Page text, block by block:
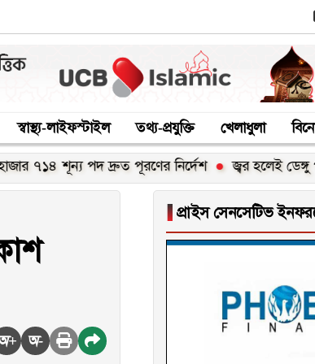
স্বাস্থ্য-লাইফস্টাইল তথ্য-প্রযুক্তি খেলাধুলা
শূন্য পদ দ্রুত পূরণের নির্দেশ জ্বর হলেই ডেঙ্গু পরীক্ষার
অ-
▐ প্রাইস সেনসেটিভ